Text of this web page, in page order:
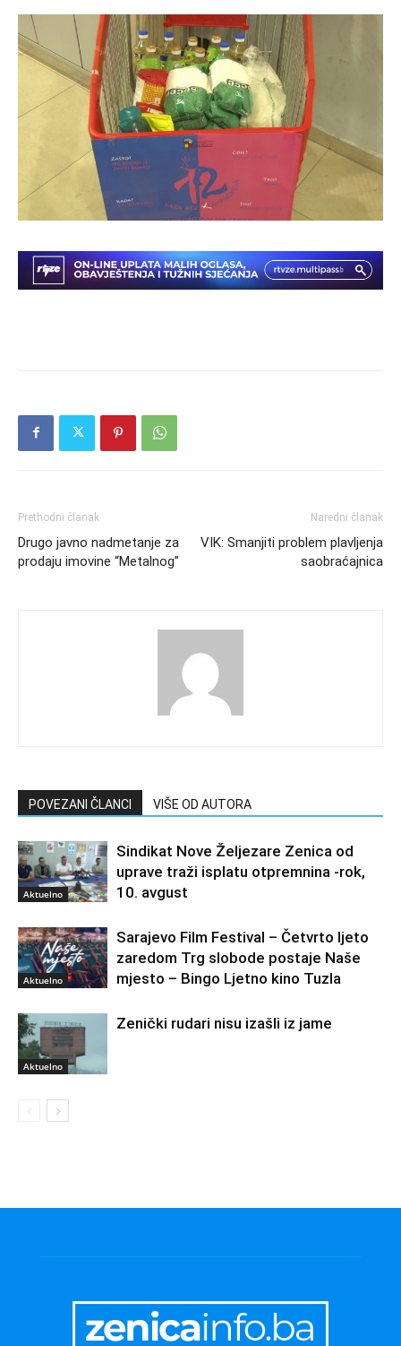
Prethodni članak
Drugo javno nadmetanje za
prodaju imovine “Metalnog”
Naredni članak
VIK: Smanjiti problem plavljenja
saobraćajnica
POVEZANI ČLANCI VIŠE OD AUTORA
Aktuelno
Sindikat Nove Željezare Zenica od
uprave traži isplatu otpremnina -rok,
10. avgust
Aktuelno
Sarajevo Film Festival – Četvrto ljeto
zaredom Trg slobode postaje Naše
mjesto – Bingo Ljetno kino Tuzla
Aktuelno
Zenički rudari nisu izašli iz jame